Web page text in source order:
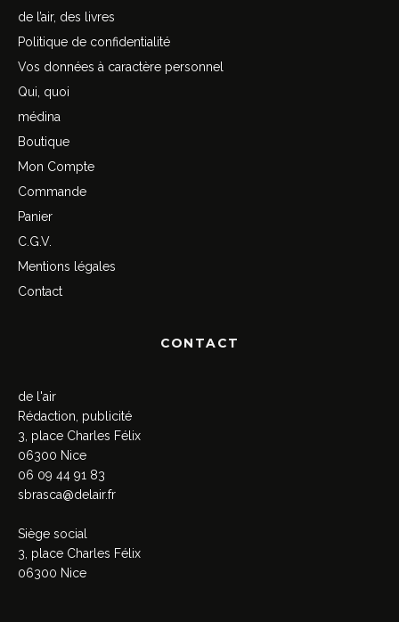
de l’air, des livres
Politique de confidentialité
Vos données à caractère personnel
Qui, quoi
médina
Boutique
Mon Compte
Commande
Panier
C.G.V.
Mentions légales
Contact
CONTACT
de l'air
Rédaction, publicité
3, place Charles Félix
06300 Nice
06 09 44 91 83
sbrasca@delair.fr
Siège social
3, place Charles Félix
06300 Nice